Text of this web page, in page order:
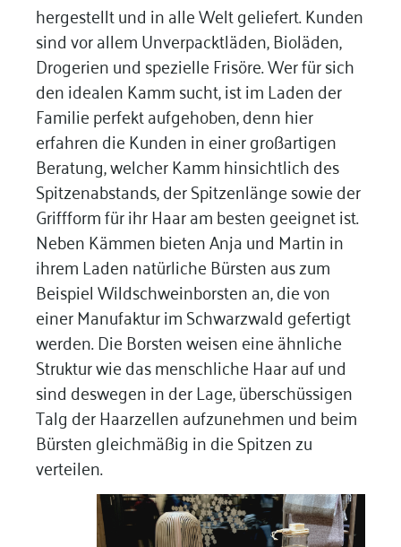
hergestellt und in alle Welt geliefert. Kunden
sind vor allem Unverpacktläden, Bioläden,
Drogerien und spezielle Frisöre. Wer für sich
den idealen Kamm sucht, ist im Laden der
Familie perfekt aufgehoben, denn hier
erfahren die Kunden in einer großartigen
Beratung, welcher Kamm hinsichtlich des
Spitzenabstands, der Spitzenlänge sowie der
Griffform für ihr Haar am besten geeignet ist.
Neben Kämmen bieten Anja und Martin in
ihrem Laden natürliche Bürsten aus zum
Beispiel Wildschweinborsten an, die von
einer Manufaktur im Schwarzwald gefertigt
werden. Die Borsten weisen eine ähnliche
Struktur wie das menschliche Haar auf und
sind deswegen in der Lage, überschüssigen
Talg der Haarzellen aufzunehmen und beim
Bürsten gleichmäßig in die Spitzen zu
verteilen.